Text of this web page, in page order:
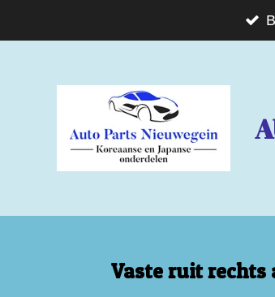
Vaste ruit rechts